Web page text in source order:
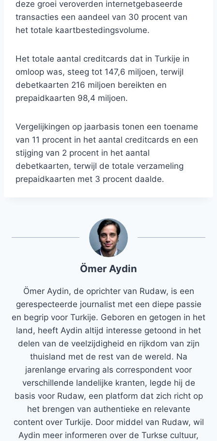
deze groei veroverden internetgebaseerde
transacties een aandeel van 30 procent van
het totale kaartbestedingsvolume.
Het totale aantal creditcards dat in Turkije in
omloop was, steeg tot 147,6 miljoen, terwijl
debetkaarten 216 miljoen bereikten en
prepaidkaarten 98,4 miljoen.
Vergelijkingen op jaarbasis tonen een toename
van 11 procent in het aantal creditcards en een
stijging van 2 procent in het aantal
debetkaarten, terwijl de totale verzameling
prepaidkaarten met 3 procent daalde.
Ömer Aydin
Ömer Aydin, de oprichter van Rudaw, is een
gerespecteerde journalist met een diepe passie
en begrip voor Turkije. Geboren en getogen in het
land, heeft Aydin altijd interesse getoond in het
delen van de veelzijdigheid en rijkdom van zijn
thuisland met de rest van de wereld. Na
jarenlange ervaring als correspondent voor
verschillende landelijke kranten, legde hij de
basis voor Rudaw, een platform dat zich richt op
het brengen van authentieke en relevante
content over Turkije. Door middel van Rudaw, wil
Aydin meer informeren over de Turkse cultuur,